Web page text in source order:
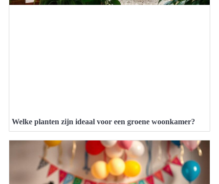
Welke planten zijn ideaal voor een groene woonkamer?